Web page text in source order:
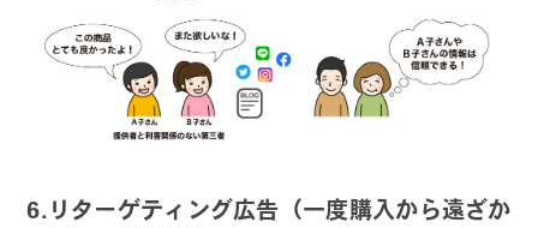
6.リターゲティング広告（一度購入から遠ざか